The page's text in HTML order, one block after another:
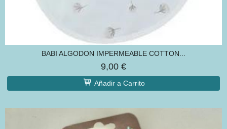
BABI ALGODON IMPERMEABLE COTTON...
9,00 €
Añadir a Carrito